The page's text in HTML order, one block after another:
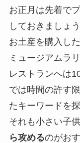
お正月は先着で
しておきましょう
お土産を購入し
ミュージアムラ
レストランへは
では時間の許す
たキーワードを
それも小さい子
ら攻めるのがおす